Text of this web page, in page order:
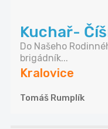
Kuchař-
Do Našeho
brigádník...
Kralovice
Tomáš Rumplík